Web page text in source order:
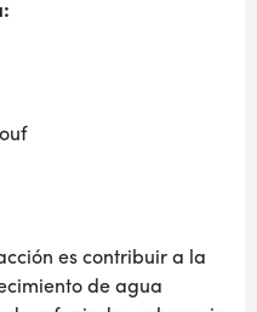
es contribuir a la
de agua